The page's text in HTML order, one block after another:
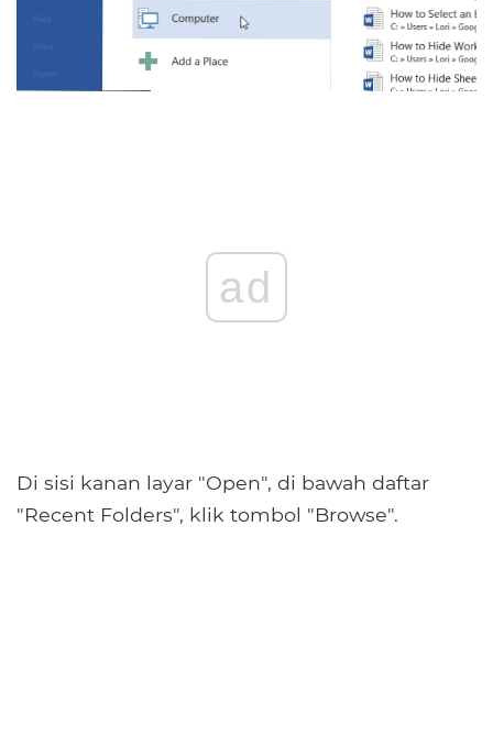
ad
Di sisi kanan layar "Open", di bawah daftar
"Recent Folders", klik tombol "Browse".